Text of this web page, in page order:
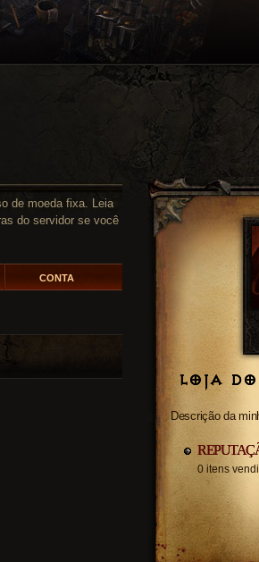
LOJA
Descrição da
0 itens
de moeda fixa. Leia
do servidor se você
CONTA